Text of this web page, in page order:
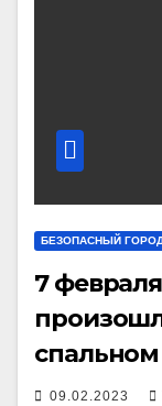
БЕЗОПАСНЫЙ
7
09.02.2023